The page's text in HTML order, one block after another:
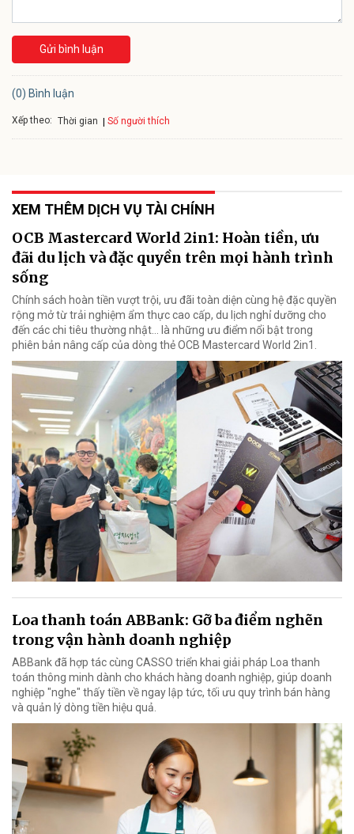
Gửi bình luận
(0) Bình luận
Xếp theo: Thời gian Số người thích
XEM THÊM DỊCH VỤ TÀI CHÍNH
OCB Mastercard World 2in1: Hoàn tiền, ưu
đãi du lịch và đặc quyền trên mọi hành trình
sống
Chính sách hoàn tiền vượt trội, ưu đãi toàn diện cùng hệ đặc quyền
rộng mở từ trải nghiệm ẩm thực cao cấp, du lịch nghỉ dưỡng cho
đến các chi tiêu thường nhật… là những ưu điểm nổi bật trong
phiên bản nâng cấp của dòng thẻ OCB Mastercard World 2in1.
Loa thanh toán ABBank: Gỡ ba điểm nghẽn
trong vận hành doanh nghiệp
ABBank đã hợp tác cùng CASSO triển khai giải pháp Loa thanh
toán thông minh dành cho khách hàng doanh nghiệp, giúp doanh
nghiệp "nghe" thấy tiền về ngay lập tức, tối ưu quy trình bán hàng
và quản lý dòng tiền hiệu quả.